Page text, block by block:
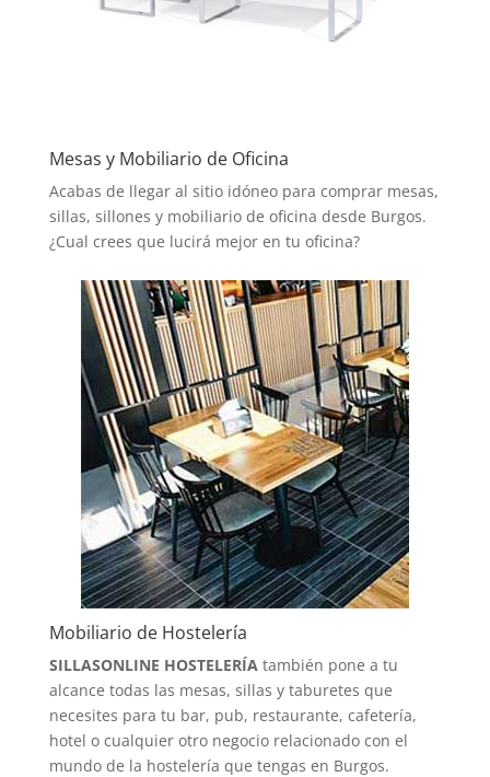
Mesas y Mobiliario de Oficina
Acabas de llegar al sitio idóneo para comprar mesas,
sillas, sillones y mobiliario de oficina desde Burgos.
¿Cual crees que lucirá mejor en tu oficina?
Mobiliario de Hostelería
SILLASONLINE HOSTELERÍA también pone a tu
alcance todas las mesas, sillas y taburetes que
necesites para tu bar, pub, restaurante, cafetería,
hotel o cualquier otro negocio relacionado con el
mundo de la hostelería que tengas en Burgos.